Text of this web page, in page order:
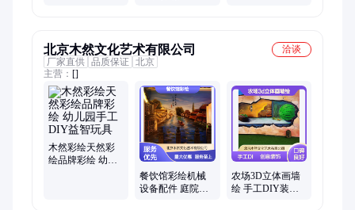
北京木然文化艺术有限公司
洽谈
厂家直供 品质保证 北京
主营： []
木然彩绘天然彩
绘品牌彩绘 幼儿
餐饮馆彩绘机械
设备配件 庭院装
农场3D立体画墙
绘 手工DIY装饰